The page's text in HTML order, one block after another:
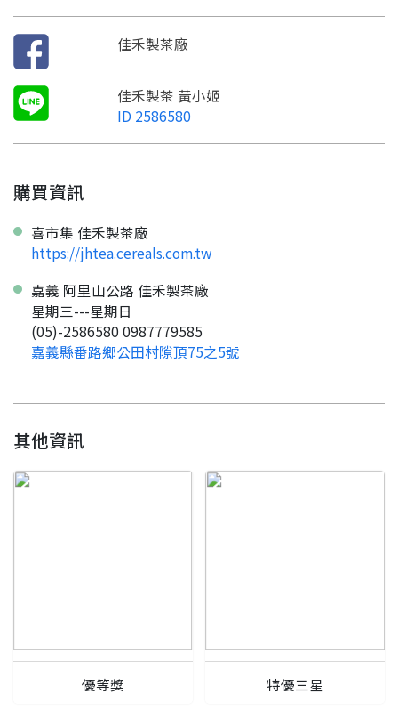
佳禾製茶廠
佳禾製茶 黃小姬
ID 2586580
購買資訊
喜市集 佳禾製茶廠
https://jhtea.cereals.com.tw
嘉義 阿里山公路 佳禾製茶廠
星期三---星期日
(05)-2586580 0987779585
嘉義縣番路鄉公田村隙頂75之5號
其他資訊
優等獎 特優三星
要註冊嗎？
請加入LINE好友
填寫申請資料
要申請新產品嗎？
查看申請進度 申請新產品
點擊「直接申請」按鈕開始填寫申請表。
直接申請 看密笈